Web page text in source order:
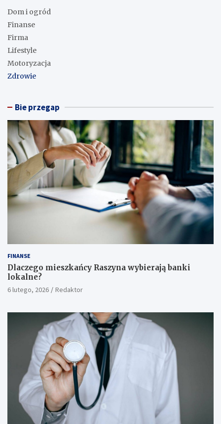
Dom i ogród
Finanse
Firma
Lifestyle
Motoryzacja
Zdrowie
Bie przegap
FINANSE
Dlaczego mieszkańcy Raszyna wybierają banki
lokalne?
6 lutego, 2026 Redaktor